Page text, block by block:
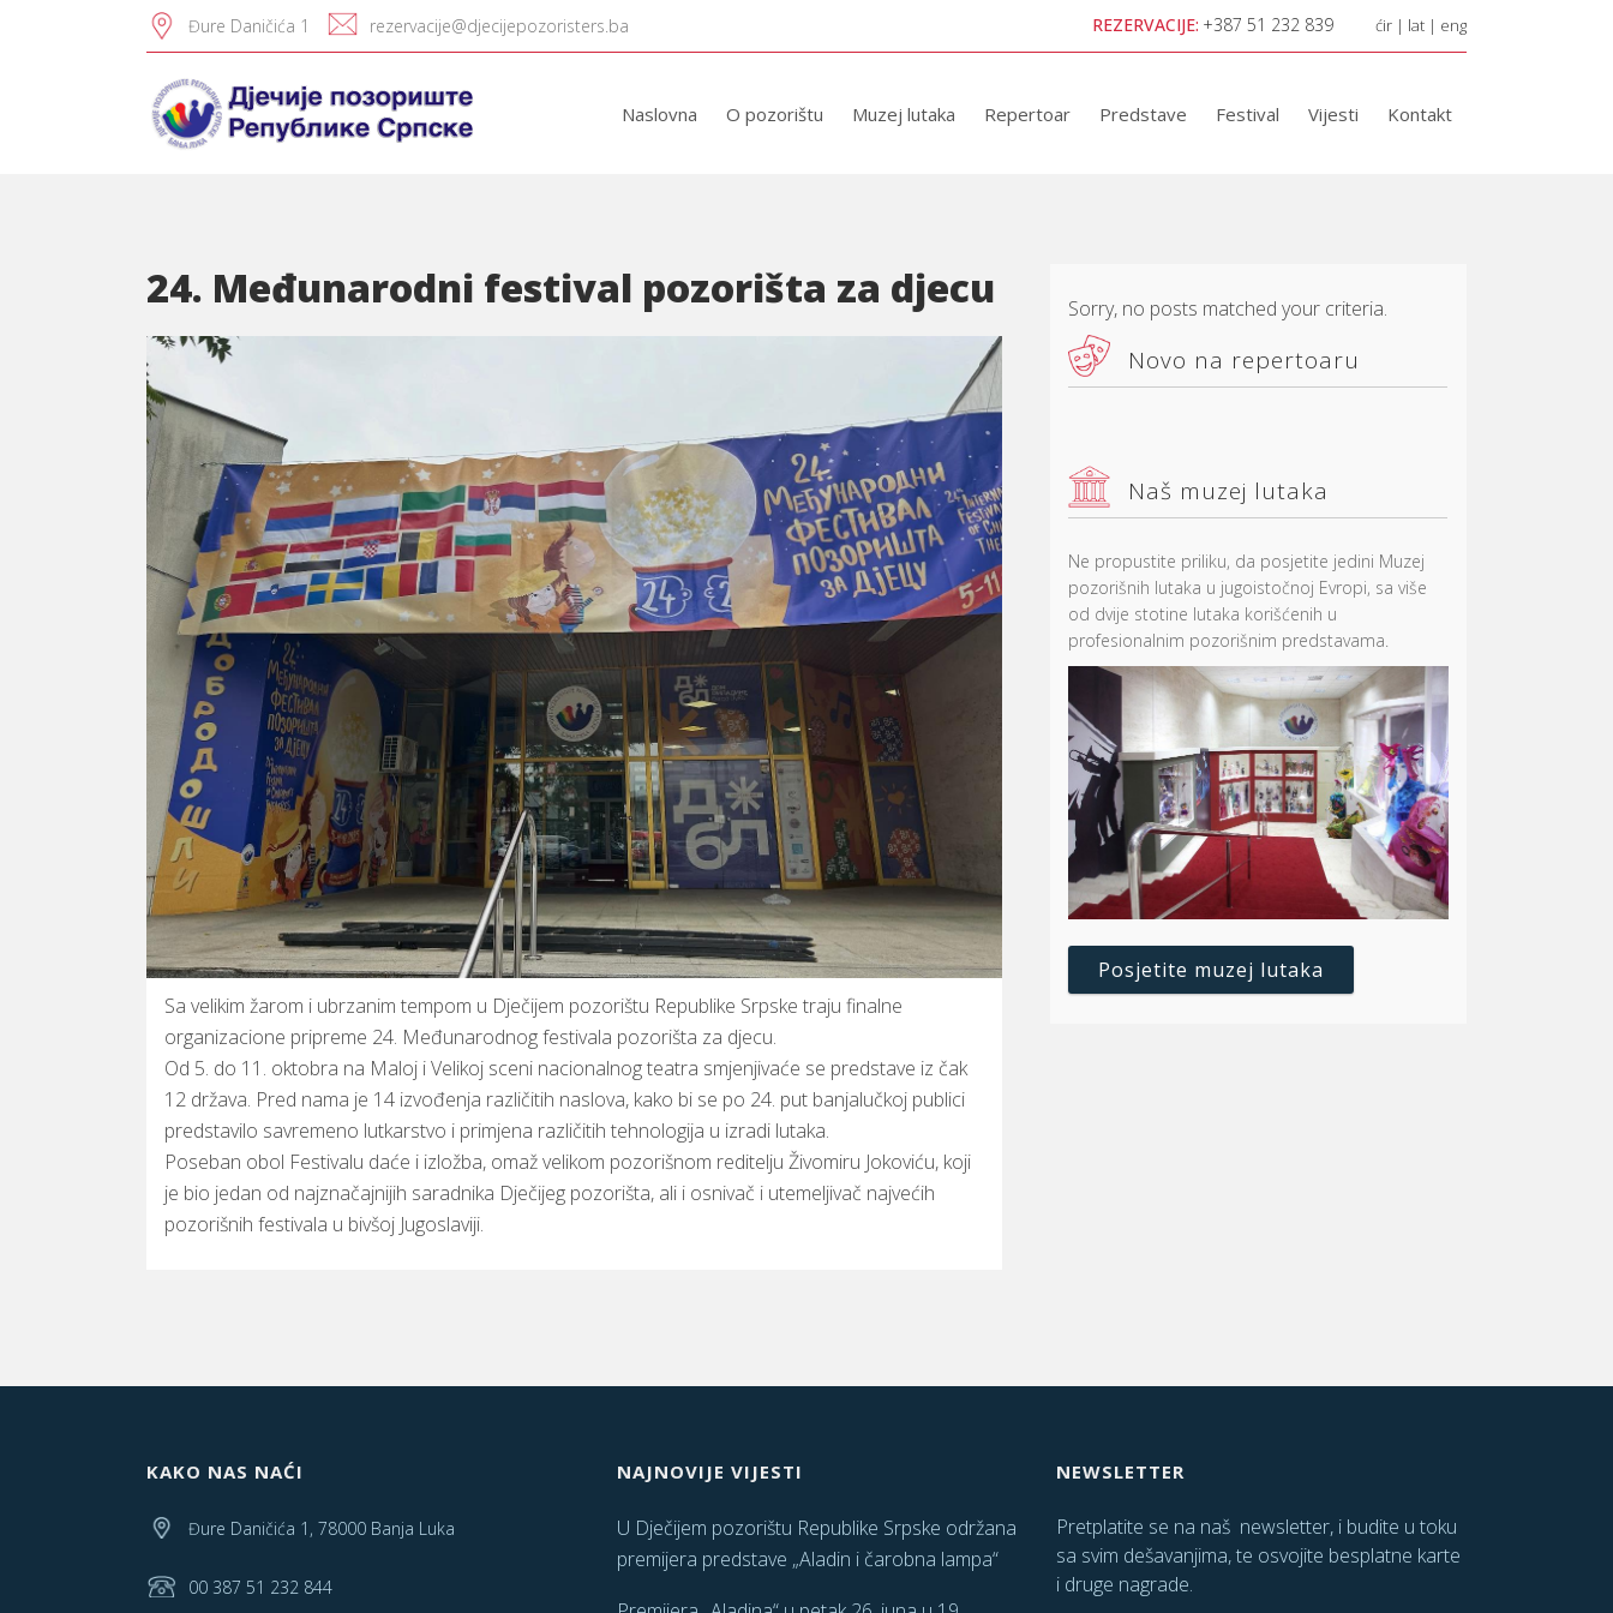
Đure Daničića 1 rezervacije@djecijepozoristers.ba REZERVACIJE: +387 51 232 839 ćir | lat | eng
Naslovna O pozorištu Muzej lutaka Repertoar Predstave Festival Vijesti Kontakt
24. Međunarodni festival pozorišta za djecu
Sa velikim žarom i ubrzanim tempom u Dječijem pozorištu Republike Srpske traju finalne
organizacione pripreme 24. Međunarodnog festivala pozorišta za djecu.
Od 5. do 11. oktobra na Maloj i Velikoj sceni nacionalnog teatra smjenjivaće se predstave iz čak
12 država. Pred nama je 14 izvođenja različitih naslova, kako bi se po 24. put banjalučkoj publici
predstavilo savremeno lutkarstvo i primjena različitih tehnologija u izradi lutaka.
Poseban obol Festivalu daće i izložba, omaž velikom pozorišnom reditelju Živomiru Jokoviću, koji
je bio jedan od najznačajnijih saradnika Dječijeg pozorišta, ali i osnivač i utemeljivač najvećih
pozorišnih festivala u bivšoj Jugoslaviji.
Sorry, no posts matched your criteria.
Novo na repertoaru
Naš muzej lutaka
Ne propustite priliku, da posjetite jedini Muzej
pozorišnih lutaka u jugoistočnoj Evropi, sa više
od dvije stotine lutaka korišćenih u
profesionalnim pozorišnim predstavama.
Posjetite muzej lutaka
KAKO NAS NAĆI
Đure Daničića 1, 78000 Banja Luka
00 387 51 232 844
NAJNOVIJE VIJESTI
U Dječijem pozorištu Republike Srpske održana
premijera predstave „Aladin i čarobna lampa“
NEWSLETTER
Pretplatite se na naš newsletter, i budite u toku
sa svim dešavanjima, te osvojite besplatne karte
i druge nagrade.